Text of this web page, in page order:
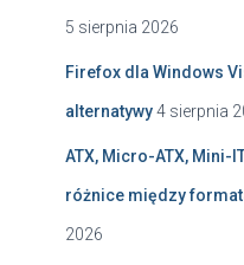
5 sierpnia 2026
Firefox dla Windows
alternatywy4 sierpnia
ATX, Micro-ATX, Mini-
różnice między
2026